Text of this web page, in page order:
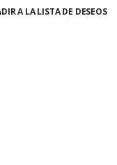
A LA LISTA DE DESEOS